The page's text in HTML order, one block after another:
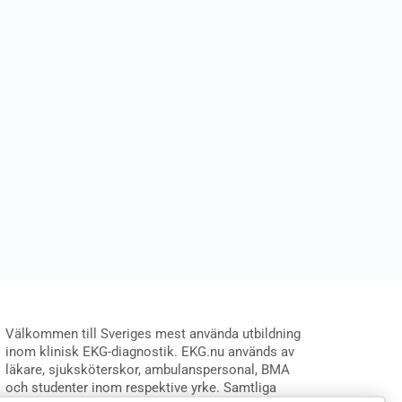
Välkommen till Sveriges mest använda utbildning
inom klinisk EKG-diagnostik. EKG.nu används av
läkare, sjuksköterskor, ambulanspersonal, BMA
och studenter inom respektive yrke. Samtliga